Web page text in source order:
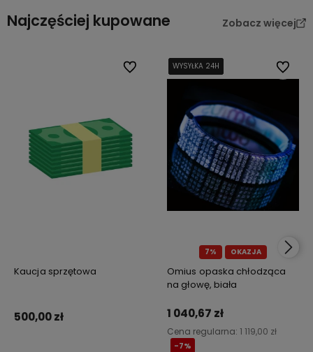
Najczęściej kupowane Zobacz więcej
Kaucja sprzętowa
500,00 zł
Do ulubionych
7% OKAZJA
WYSYŁKA 24H
WYSYŁKA 24H
WYSYŁKA 24H
WYSYŁKA 24H
Omius opaska chłodząca
na głowę, biała
1 040,67 zł
Cena regularna: 1 119,00 zł
-7%
Do